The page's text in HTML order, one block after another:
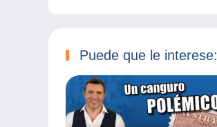
Puede que le interese: